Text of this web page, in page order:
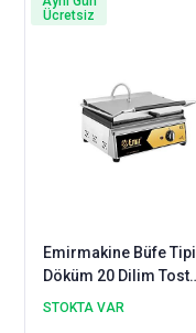
Emirmakine Büfe Tipi
Döküm 20 Dilim Tost
Makinası Elektrikli 1-
STOKTA VAR
Ücretsiz